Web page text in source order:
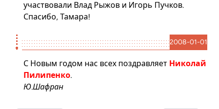
участвовали Влад Рыжов и Игорь Пучков.
Спасибо, Тамара!
2008-01-01
С Новым годом нас всех поздравляет Николай
Пилипенко.
Ю.Шафран